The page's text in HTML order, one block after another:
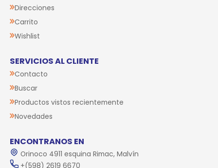
Direcciones
Carrito
Wishlist
SERVICIOS AL CLIENTE
Contacto
Buscar
Productos vistos recientemente
Novedades
ENCONTRANOS EN
Orinoco 4911 esquina Rimac, Malvín
+(598) 2619 6670